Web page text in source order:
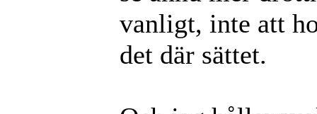
vanligt, inte att
det där sättet.